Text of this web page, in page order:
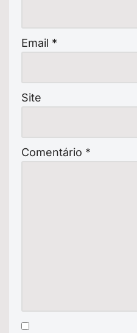
Email *
Site
Comentário *